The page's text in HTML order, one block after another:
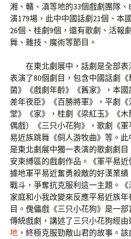
湘、贛、滇等地的33個戲劇團隊
演179場，此中中國話劇21個、本
26個、桂劇9個，還有歌劇、活報劇
舞、雜技、魔術等節目。
在東北劇展中，話劇是全部
表演了80個劇目，包含中國話劇
菌》《戲劇年齡》《舊家》，本
差年夜臣》《百勝將軍》，平劇
堂》《家》，桂劇《梁紅玉》《
偶戲）《三只小花狗》，歌劇《
易近族跳舞《侗人游牧曲》等。此
是東北劇展中獨一表演的歌劇劇
安束縛區的戲劇作品。《軍平易
據地軍平易近奮勇殺敵的好漢業
戰斗，爭奪抗克服利這一主題。
家庭和小我改變來反應平易近族年
目。傀儡戲《三只小花狗》是一
傳統戲劇，講述了三只小花狗經
地 ，終極克服勁敵山君的故事。